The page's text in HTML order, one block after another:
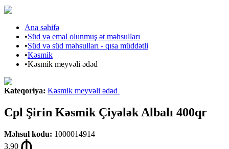
Ana səhifə
•Süd və emal olunmuş ət məhsulları
•Süd və süd məhsulları - qısa müddətli
•Kəsmik
•Kəsmik meyvəli ədəd
Kateqoriya: Kəsmik meyvəli ədəd
Cpl Şirin Kəsmik Çiyələk Albalı 400qr
Məhsul kodu: 1000014914
3.90